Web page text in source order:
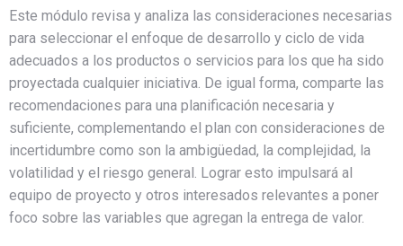
Este módulo revisa y analiza las consideraciones necesarias
para seleccionar el enfoque de desarrollo y ciclo de vida
adecuados a los productos o servicios para los que ha sido
proyectada cualquier iniciativa. De igual forma, comparte las
recomendaciones para una planificación necesaria y
suficiente, complementando el plan con consideraciones de
incertidumbre como son la ambigüedad, la complejidad, la
volatilidad y el riesgo general. Lograr esto impulsará al
equipo de proyecto y otros interesados relevantes a poner
foco sobre las variables que agregan la entrega de valor.